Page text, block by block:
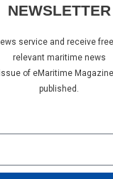
NEWSLETTER
service and receive
relevant maritime news
of eMaritime
published.